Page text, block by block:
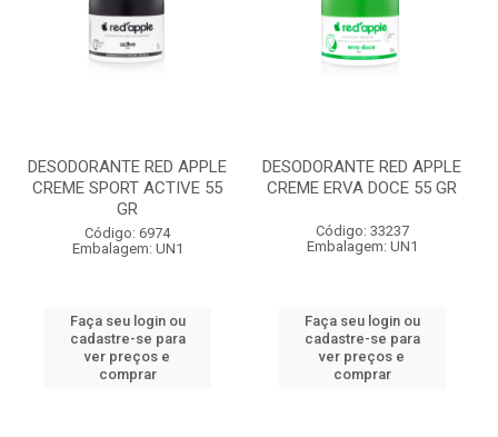
DESODORANTE RED APPLE
CREME SPORT ACTIVE 55
GR
Código: 6974
Embalagem: UN1
Faça seu login ou
cadastre-se para
ver preços e
comprar
DESODORANTE RED APPLE
CREME ERVA DOCE 55 GR
Código: 33237
Embalagem: UN1
Faça seu login ou
cadastre-se para
ver preços e
comprar